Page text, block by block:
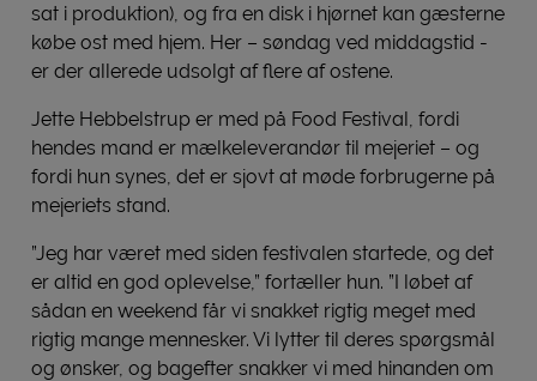
sat i produktion), og fra en disk i hjørnet kan gæsterne
købe ost med hjem. Her – søndag ved middagstid -
er der allerede udsolgt af flere af ostene.
Jette Hebbelstrup er med på Food Festival, fordi
hendes mand er mælkeleverandør til mejeriet – og
fordi hun synes, det er sjovt at møde forbrugerne på
mejeriets stand.
”Jeg har været med siden festivalen startede, og det
er altid en god oplevelse,” fortæller hun. ”I løbet af
sådan en weekend får vi snakket rigtig meget med
rigtig mange mennesker. Vi lytter til deres spørgsmål
og ønsker, og bagefter snakker vi med hinanden om